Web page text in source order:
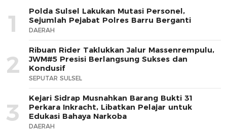
1
Polda Sulsel Lakukan Mutasi Personel,
Sejumlah Pejabat Polres Barru Berganti
DAERAH
2
Ribuan Rider Taklukkan Jalur Massenrempulu,
JWM#5 Presisi Berlangsung Sukses dan
Kondusif
SEPUTAR SULSEL
3
Kejari Sidrap Musnahkan Barang Bukti 31
Perkara Inkracht, Libatkan Pelajar untuk
Edukasi Bahaya Narkoba
DAERAH